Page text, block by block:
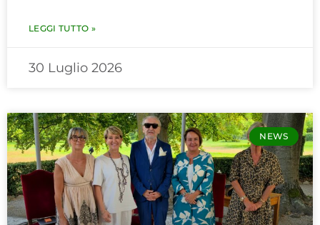
LEGGI TUTTO »
30 Luglio 2026
NEWS